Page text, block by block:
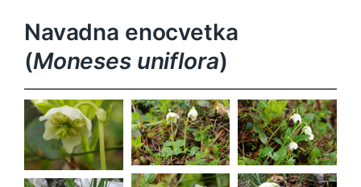
Navadna enocvetka
(Moneses uniflora)
Moneses
uniflora
Moneses
uniflora
Moneses
uniflora
Moneses
uniflora